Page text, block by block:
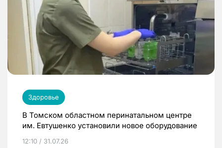
Здоровье
В Томском областном перинатальном центре
им. Евтушенко установили новое оборудование
12:10 / 31.07.26